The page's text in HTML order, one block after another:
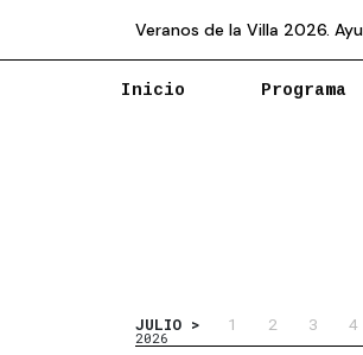
Veranos de la Villa 2026.
Inicio Programa
JULIO >
2026
1 2 3 4